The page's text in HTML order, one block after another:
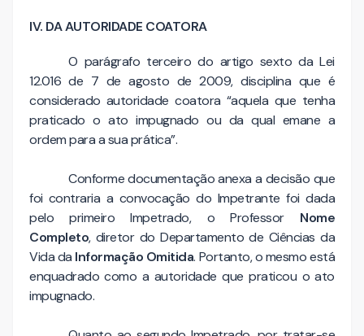
IV. DA AUTORIDADE COATORA
O parágrafo terceiro do artigo sexto da Lei
12.016 de 7 de agosto de 2009, disciplina que é
considerado autoridade coatora “aquela que tenha
praticado o ato impugnado ou da qual emane a
ordem para a sua prática”.
Conforme documentação anexa a decisão que
foi contraria a convocação do Impetrante foi dada
pelo primeiro Impetrado, o Professor Nome
Completo, diretor do Departamento de Ciências da
Vida da Informação Omitida. Portanto, o mesmo está
enquadrado como a autoridade que praticou o ato
impugnado.